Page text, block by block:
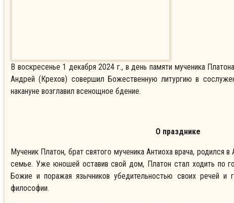
В воскресенье 1 декабря 2024 г., в день памяти мученика
Андрей (Крехов) совершил Божественную литургию в
накануне возглавил всенощное бдение.
О празднике
Мученик Платон, брат святого мученика Антиоха врача, родился в
семье. Уже юношей оставив свой дом, Платон стал ходить по
Божие и поражая язычников убедительностью своих речей и
философии.